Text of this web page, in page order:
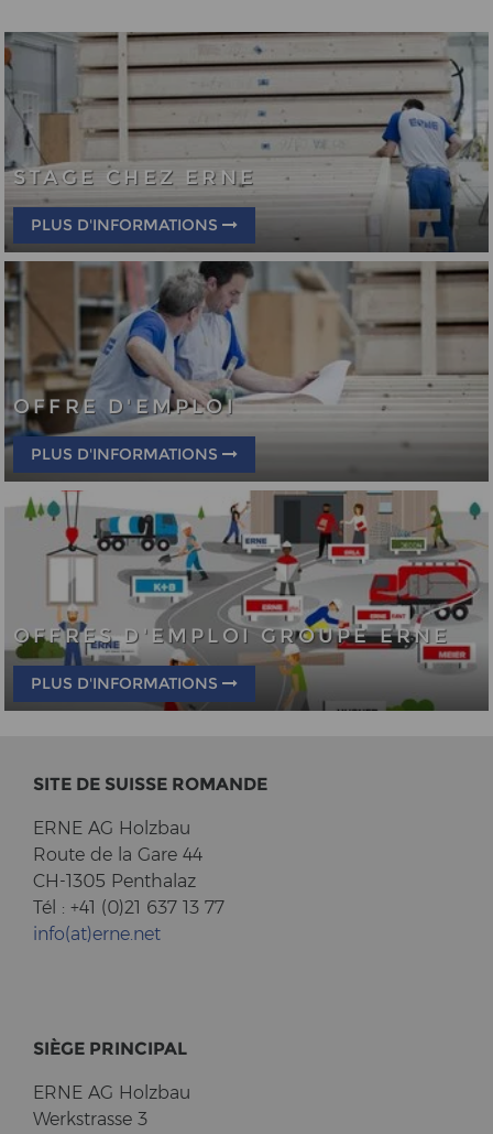
STAGE CHEZ ERNE
PLUS D'INFORMATIONS
OFFRE D'EMPLOI
PLUS D'INFORMATIONS
OFFRES D'EMPLOI GROUPE ERNE
PLUS D'INFORMATIONS
SITE DE SUIS­SE RO­MAN­DE
ERNE AG Holz­bau
Route de la Gare 44
CH-1305 Pent­halaz
Tél : +41 (0)21 637 13 77
info(at)erne.net
SIÈGE PRIN­CI­PAL
ERNE AG Holz­bau
Werk­stras­se 3